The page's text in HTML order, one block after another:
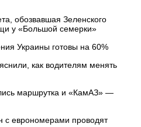
обозвавшая Зеленского
у «Большой семерки»
Украины готовы на 60%
как водителям менять
маршрутка и «КамАЗ» —
с еврономерами проводят